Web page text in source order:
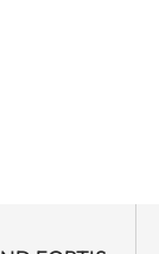
garantit
qu'un